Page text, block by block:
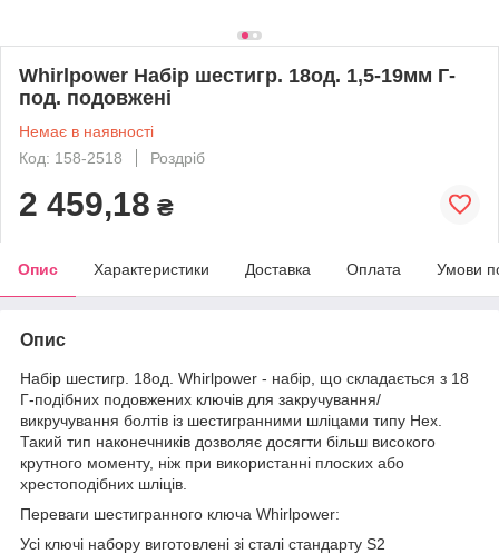
Whirlpower Набір шестигр. 18од. 1,5-19мм Г-
под. подовжені
Немає в наявності
Код: 158-2518
Роздріб
2 459,18 ₴
Опис Характеристики Доставка Оплата Умови
Опис
Набір шестигр. 18од. Whirlpower - набір, що складається з 18
Г-подібних подовжених ключів для закручування/
викручування болтів із шестигранними шліцами типу Hex.
Такий тип наконечників дозволяє досягти більш високого
крутного моменту, ніж при використанні плоских або
хрестоподібних шліців.
Переваги шестигранного ключа Whirlpower:
Усі ключі набору виготовлені зі сталі стандарту S2